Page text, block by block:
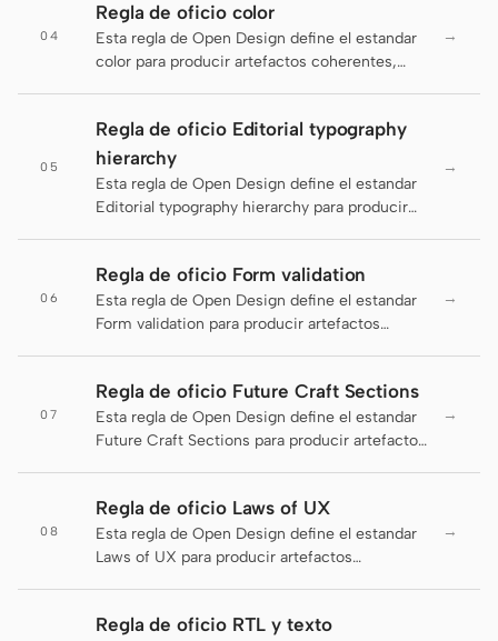
Kimi CLI
Trae CLI
Aider
Antigravity
DeepSeek Reasonix
Hermes
Devin for Terminal
Kiro CLI
Mistral Vibe CLI
Qoder CLI
04
Regla de oficio color
Esta regla de Open Design define el estandar
color para producir artefactos coherentes,
→
05
Regla de oficio Editorial typography
hierarchy
Esta regla de Open Design define el estandar
Editorial typography hierarchy para producir
→
06
Regla de oficio Form validation
Esta regla de Open Design define el estandar
Form validation para producir artefactos
→
07
Regla de oficio Future Craft Sections
Esta regla de Open Design define el estandar
Future Craft Sections para producir artefactos
→
08
Regla de oficio Laws of UX
Esta regla de Open Design define el estandar
Laws of UX para producir artefactos
→
Regla de oficio RTL y texto